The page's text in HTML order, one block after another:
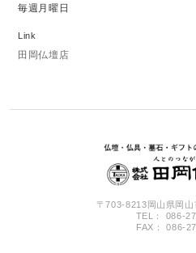
毎週月曜日
Link
田岡仏壇店
〒703-8213岡山県岡
TEL： 086-
FAX： 086-